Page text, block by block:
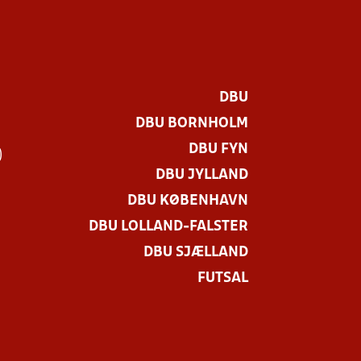
DBU
DBU BORNHOLM
DBU FYN
DBU JYLLAND
DBU KØBENHAVN
DBU LOLLAND-FALSTER
DBU SJÆLLAND
FUTSAL